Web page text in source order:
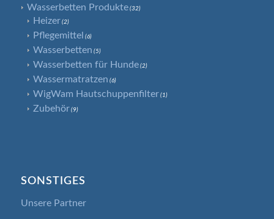
Wasserbetten Produkte (32)
Heizer (2)
Pflegemittel (6)
Wasserbetten (5)
Wasserbetten für Hunde (2)
Wassermatratzen (6)
WigWam Hautschuppenfilter (1)
Zubehör (9)
SONSTIGES
Unsere Partner